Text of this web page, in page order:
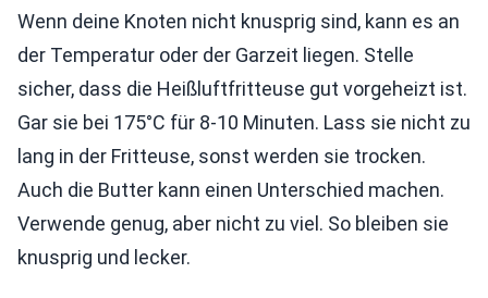
Wenn deine Knoten nicht knusprig sind, kann es an
der Temperatur oder der Garzeit liegen. Stelle
sicher, dass die Heißluftfritteuse gut vorgeheizt ist.
Gar sie bei 175°C für 8-10 Minuten. Lass sie nicht zu
lang in der Fritteuse, sonst werden sie trocken.
Auch die Butter kann einen Unterschied machen.
Verwende genug, aber nicht zu viel. So bleiben sie
knusprig und lecker.